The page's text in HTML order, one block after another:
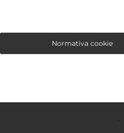
Normativa cookie